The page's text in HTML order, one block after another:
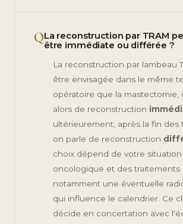
QLa reconstruction par TRAM
être immédiate ou différée ?
La reconstruction par lambeau
être envisagée dans le même
opératoire que la mastectomie,
alors de reconstruction
ultérieurement, après la fin des
on parle de reconstruction
choix dépend de votre situation
oncologique et des traitements
notamment une éventuelle
qui influence le calendrier. Ce
décide en concertation avec